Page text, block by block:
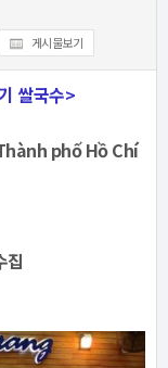
게시물보기
쌀국수>
phố Hồ Chí
집